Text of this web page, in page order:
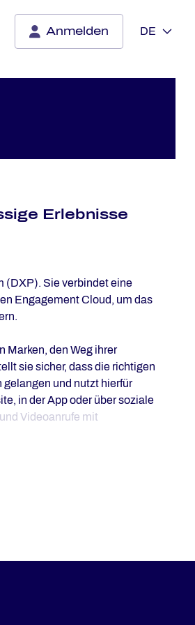
Anmelden DE
Er­leb­nis­se
(DXP). Sie verbindet eine
Engagement Cloud, um das
Marken, den Weg ihrer
sie sicher, dass die richtigen
und nutzt hierfür
in der App oder über soziale
Videoanrufe mit
Telekom, Henkel, Deutsche